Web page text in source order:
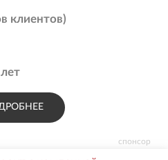
спонсор
клиентов)
лет